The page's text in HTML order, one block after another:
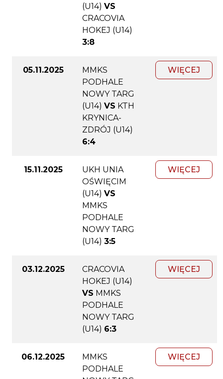
(U14) VS
CRACOVIA
HOKEJ (U14)
3:8
05.11.2025
MMKS
PODHALE
NOWY TARG
(U14) VS KTH
KRYNICA-
ZDRÓJ (U14)
6:4
WIĘCEJ
15.11.2025
UKH UNIA
OŚWIĘCIM
(U14) VS
MMKS
PODHALE
NOWY TARG
(U14) 3:5
WIĘCEJ
03.12.2025
CRACOVIA
HOKEJ (U14)
VS MMKS
PODHALE
NOWY TARG
(U14) 6:3
WIĘCEJ
06.12.2025
MMKS
PODHALE
WIĘCEJ